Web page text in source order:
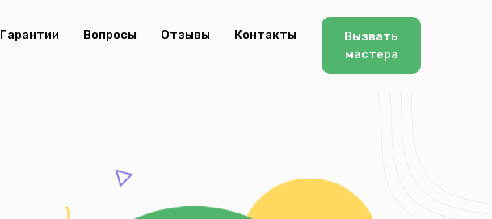
Гарантии Вопросы Отзывы Контакты
Вызвать
мастера